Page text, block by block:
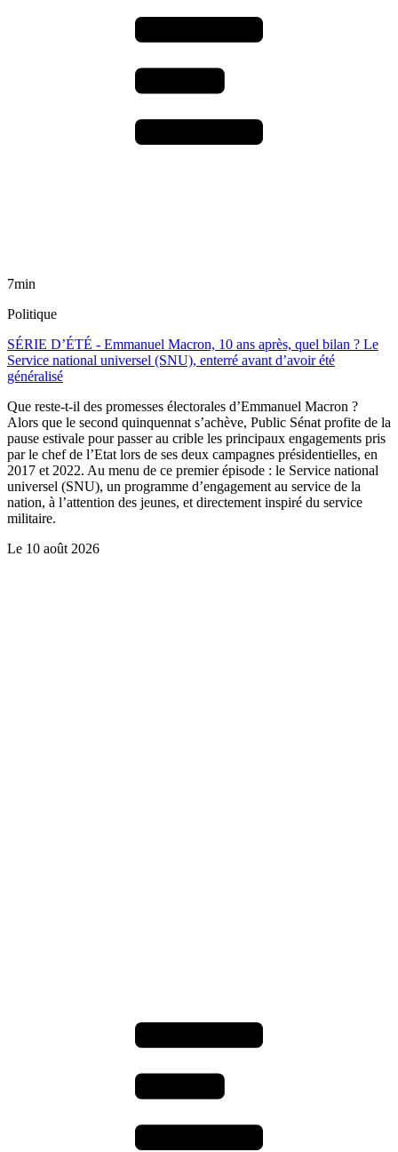
7min
Politique
SÉRIE D’ÉTÉ - Emmanuel Macron, 10 ans après, quel bilan ? Le
Service national universel (SNU), enterré avant d’avoir été
généralisé
Que reste-t-il des promesses électorales d’Emmanuel Macron ?
Alors que le second quinquennat s’achève, Public Sénat profite de la
pause estivale pour passer au crible les principaux engagements pris
par le chef de l’Etat lors de ses deux campagnes présidentielles, en
2017 et 2022. Au menu de ce premier épisode : le Service national
universel (SNU), un programme d’engagement au service de la
nation, à l’attention des jeunes, et directement inspiré du service
militaire.
Le 10 août 2026